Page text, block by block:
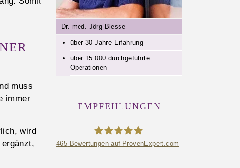
muss
immer
wird
ergänzt,
Dr. med. Jörg Blesse
über 30 Jahre Erfahrung
über 15.000 durchgeführte
Operationen
EMPFEHLUNGEN
465 Bewertungen auf ProvenExpert.com